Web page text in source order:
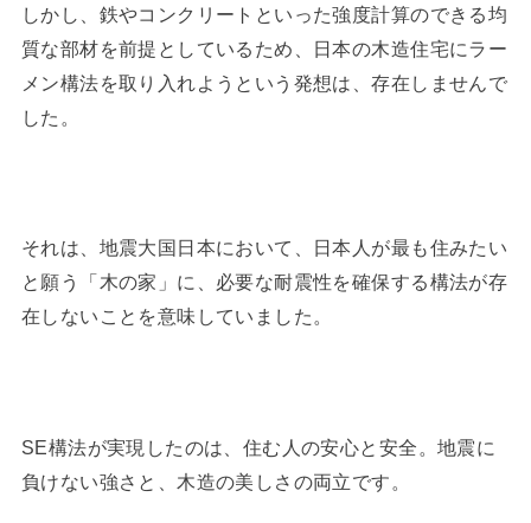
しかし、鉄やコンクリートといった強度計算のできる均
質な部材を前提としているため、日本の木造住宅にラー
メン構法を取り入れようという発想は、存在しませんで
した。
それは、地震大国日本において、日本人が最も住みたい
と願う「木の家」に、必要な耐震性を確保する構法が存
在しないことを意味していました。
SE構法が実現したのは、住む人の安心と安全。地震に
負けない強さと、木造の美しさの両立です。